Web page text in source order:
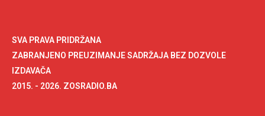
SVA PRAVA PRIDRŽANA
ZABRANJENO PREUZIMANJE SADRŽAJA BEZ DOZVOLE
IZDAVAČA
2015. - 2026. ZOSRADIO.BA